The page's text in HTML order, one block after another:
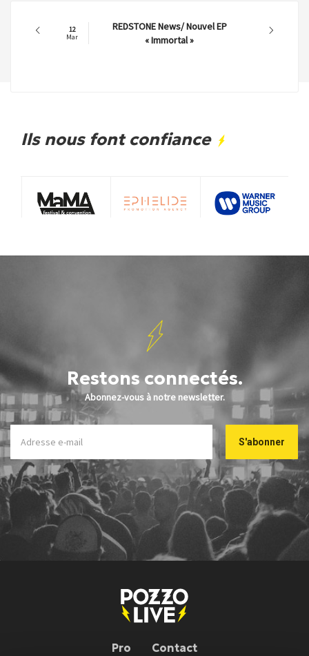
12
Mar
REDSTONE News/ Nouvel EP
« Immortal »
Ils nous font confiance
Restons connectés.
Abonnez-vous à notre newsletter.
Pro Contact